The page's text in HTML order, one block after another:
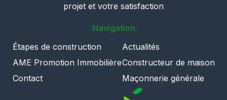
projet et votre satisfaction
Navigation
Étapes de construction
AME Promotion Immobilière
Contact
Actualités
Constructeur de maison
Maçonnerie générale